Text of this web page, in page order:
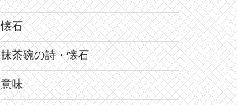
懐石
抹茶碗の詩・懐石
意味